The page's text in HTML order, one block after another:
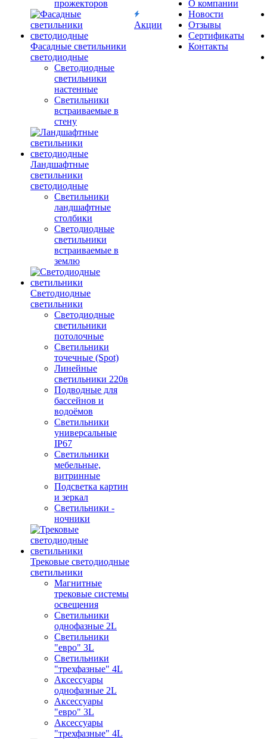
прожекторов
Фасадные светильники
светодиодные
Светодиодные
светильники
настенные
Светильники
встраиваемые в
стену
Ландшафтные
светильники
светодиодные
Светильники
ландшафтные
столбики
Светодиодные
светильники
встраиваемые в
землю
Светодиодные
светильники
Светодиодные
светильники
потолочные
Светильники
точечные (Spot)
Линейные
светильники 220в
Подводные для
бассейнов и
водоёмов
Светильники
универсальные
IP67
Светильники
мебельные,
витринные
Подсветка картин
и зеркал
Светильники -
ночники
Трековые светодиодные
светильники
Магнитные
трековые системы
освещения
Светильники
однофазные 2L
Светильники
"евро" 3L
Светильники
"трехфазные" 4L
Аксессуары
однофазные 2L
Аксессуары
"евро" 3L
Аксессуары
"трехфазные" 4L
Акции
О компании
Новости
Отзывы
Сертификаты
Контакты